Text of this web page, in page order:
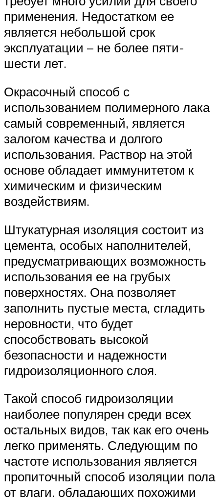
применения. Недостатком ее
является небольшой срок
эксплуатации – не более пяти-
шести лет.
Окрасочный способ с
использованием полимерного лака
самый современный, является
залогом качества и долгого
использования. Раствор на этой
основе обладает иммунитетом к
химическим и физическим
воздействиям.
Штукатурная изоляция состоит из
цемента, особых наполнителей,
предусматривающих возможность
использования ее на грубых
поверхностях. Она позволяет
заполнить пустые места, сгладить
неровности, что будет
способствовать высокой
безопасности и надежности
гидроизоляционного слоя.
Такой способ гидроизоляции
наиболее популярен среди всех
остальных видов, так как его очень
легко применять. Следующим по
частоте использования является
пропиточный способ изоляции пола
от влаги, обладающих похожими